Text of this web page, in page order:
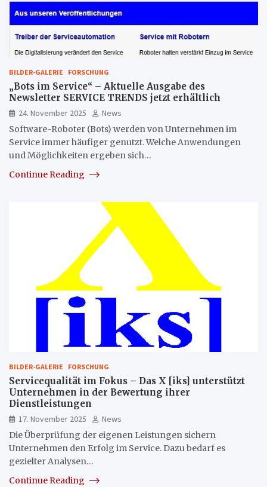
BILDER-GALERIE FORSCHUNG
„Bots im Service“ – Aktuelle Ausgabe des
Newsletter SERVICE TRENDS jetzt erhältlich
24. November 2025
News
Software-Roboter (Bots) werden von Unternehmen im
Service immer häufiger genutzt. Welche Anwendungen
und Möglichkeiten ergeben sich…
Continue Reading
BILDER-GALERIE FORSCHUNG
Servicequalität im Fokus – Das X [iks] unterstützt
Unternehmen in der Bewertung ihrer
Dienstleistungen
17. November 2025
News
Die Überprüfung der eigenen Leistungen sichern
Unternehmen den Erfolg im Service. Dazu bedarf es
gezielter Analysen…
Continue Reading